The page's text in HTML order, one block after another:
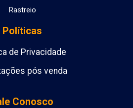
Rastreio
Políticas
de Privacidade
pós venda
Conosco